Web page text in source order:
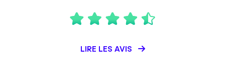
LIRE LES AVIS